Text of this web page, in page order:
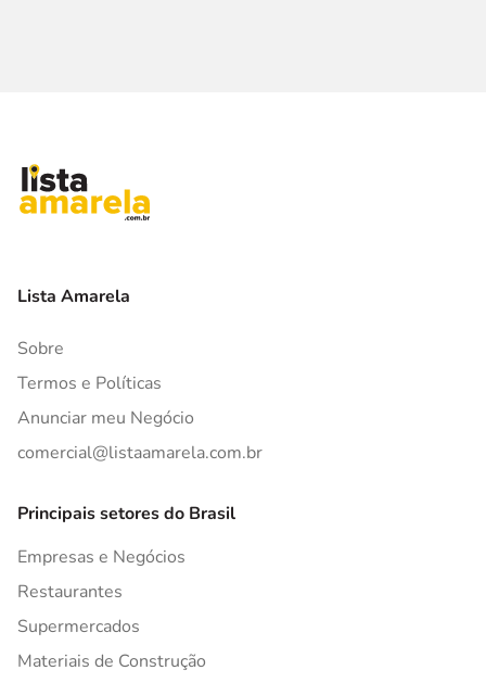
Lista Amarela
Sobre
Termos e Políticas
Anunciar meu Negócio
comercial@listaamarela.com.br
Principais setores do Brasil
Empresas e Negócios
Restaurantes
Supermercados
Materiais de Construção